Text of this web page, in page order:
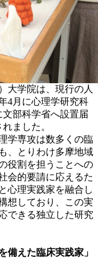
大学院は、現行の人
4月に心理学研究科
部科学省へ設置届
ました。
学専攻は数多くの臨
、とりわけ多摩地域
役割を担うことへの
会的要請に応えるた
心理実践家を融合し
想しており、この実
できる独立した研究
備えた臨床実践家」